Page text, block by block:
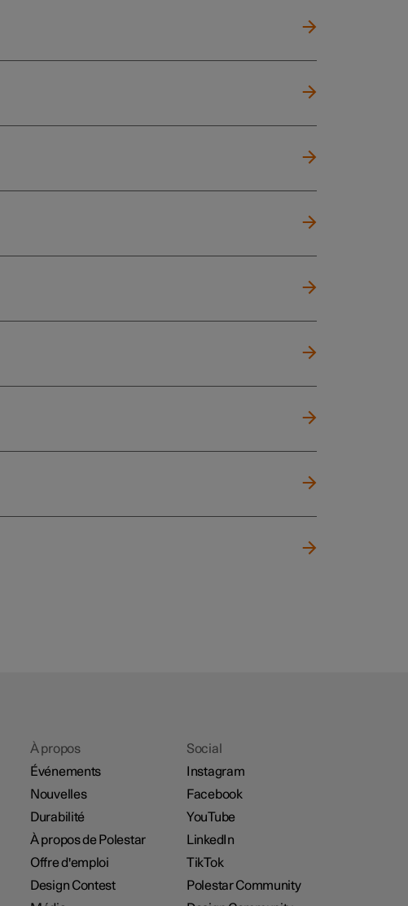
À propos
Événements
Nouvelles
Durabilité
À propos de Polestar
Offre d'emploi
Design Contest
Social
Instagram
Facebook
YouTube
LinkedIn
TikTok
Polestar Community